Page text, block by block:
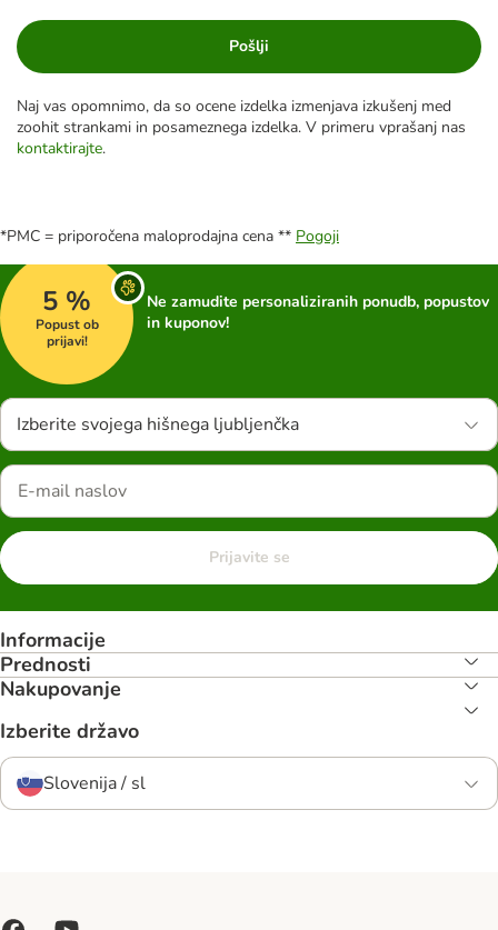
Pošlji
Naj vas opomnimo, da so ocene izdelka izmenjava izkušenj med
zoohit strankami in posameznega izdelka. V primeru vprašanj nas
kontaktirajte.
*PMC = priporočena maloprodajna cena ** Pogoji
5 %
Popust ob
prijavi!
Ne zamudite personaliziranih ponudb, popustov
in kuponov!
Izberite svojega hišnega ljubljenčka
Prijavite se
Informacije
Prednosti
Nakupovanje
Izberite državo
Slovenija / sl